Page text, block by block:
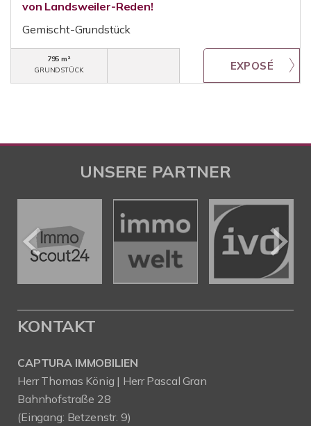
von Landsweiler-Reden!
Gemischt-Grundstück
795 m²
GRUNDSTÜCK
UNSERE PARTNER
KONTAKT
CAPTURA IMMOBILIEN
Herr Thomas König | Herr Pascal Gran
Bahnhofstraße 28
(Eingang: Betzenstr. 9)